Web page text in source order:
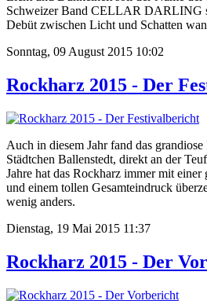
Schweizer Band CELLAR DARLING
Debüt zwischen Licht und Schatten
Sonntag, 09 August 2015 10:02
Rockharz 2015 - Der
Auch in diesem Jahr fand das
Städtchen Ballenstedt, direkt an der
Jahre hat das Rockharz immer mit einer
und einem tollen Gesamteindruck
wenig anders.
Dienstag, 19 Mai 2015 11:37
Rockharz 2015 - Der